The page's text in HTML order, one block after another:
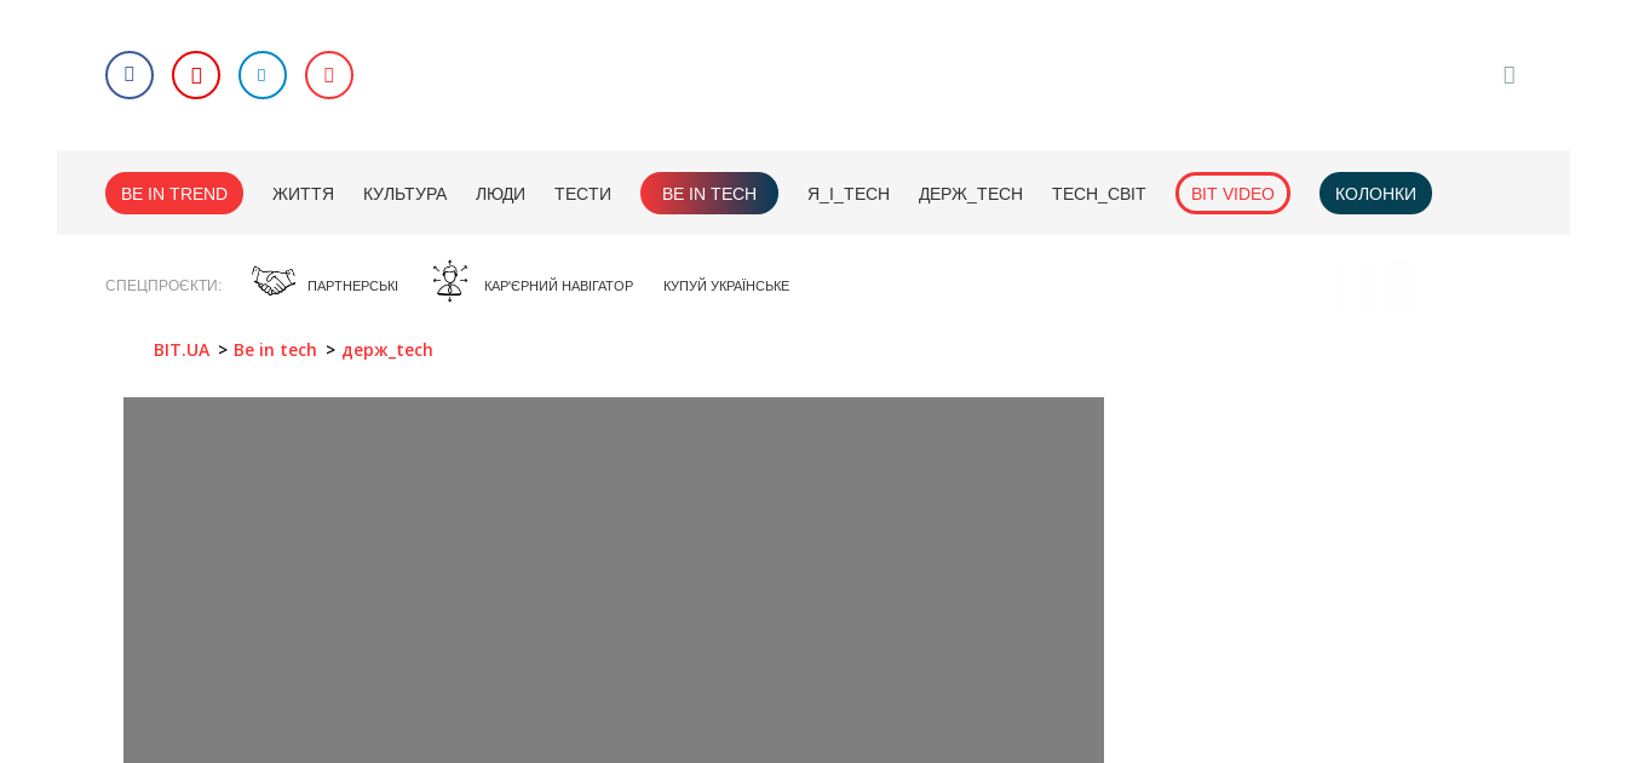
BE IN TREND ЖИТТЯ КУЛЬТУРА ЛЮДИ ТЕСТИ BE IN TECH Я_І_TECH ДЕРЖ_TECH TECH_СВІТ BIT VIDEO КОЛОНКИ
СПЕЦПРОЄКТИ ПАРТНЕРСЬКІ КАР'ЄРНИЙ НАВІГАТОР КУПУЙ УКРАЇНСЬКЕ
BIT.UA Be in tech держ_tech